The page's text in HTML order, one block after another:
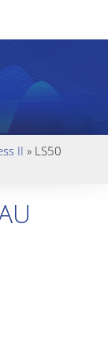
II » LS50